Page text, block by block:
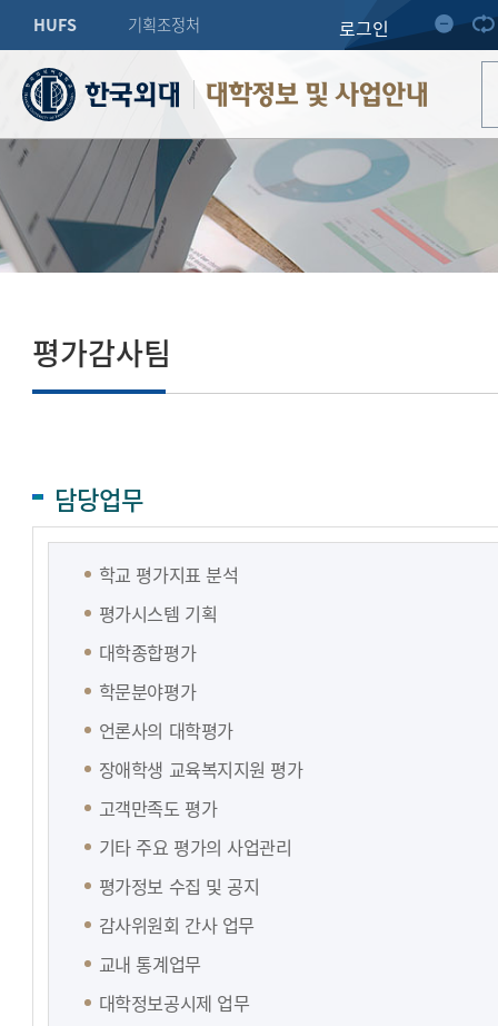
HUFS 기획조정처 로그인
대학정보 및 사업안내
평가감사팀
담당업무
학교 평가지표 분석
평가시스템 기획
대학종합평가
학문분야평가
언론사의 대학평가
장애학생 교육복지지원 평가
고객만족도 평가
기타 주요 평가의 사업관리
평가정보 수집 및 공지
감사위원회 간사 업무
교내 통계업무
대학정보공시제 업무